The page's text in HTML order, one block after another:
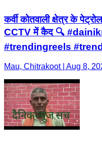
कर्वी कोतवाली क्षेत्र के
CCTV में कैद 🔍
#trendingreels
Mau, Chitrakoot | Aug 8,